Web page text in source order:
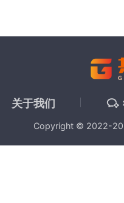
关于我们
Copyright © 2022-